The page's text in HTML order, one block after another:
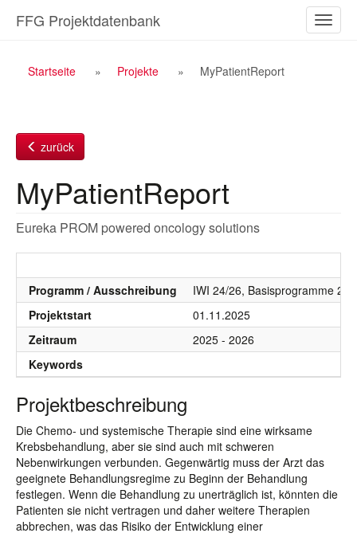
Inhalt
ein-/
FFG Projektdatenbank
Breadcrumb
Startseite Projekte MyPatientReport
zurück
MyPatientReport
Eureka PROM powered oncology solutions
Programm / Ausschreibung
IWI 24/26, Basisprogramme
Projektstart
01.11.2025
Zeitraum
2025 - 2026
Keywords
Projektbeschreibung
Die Chemo- und systemische Therapie sind eine wirksame
Krebsbehandlung, aber sie sind auch mit schweren
Nebenwirkungen verbunden. Gegenwärtig muss der Arzt das
geeignete Behandlungsregime zu Beginn der Behandlung
festlegen. Wenn die Behandlung zu unerträglich ist, könnten die
Patienten sie nicht vertragen und daher weitere Therapien
abbrechen, was das Risiko der Entwicklung einer